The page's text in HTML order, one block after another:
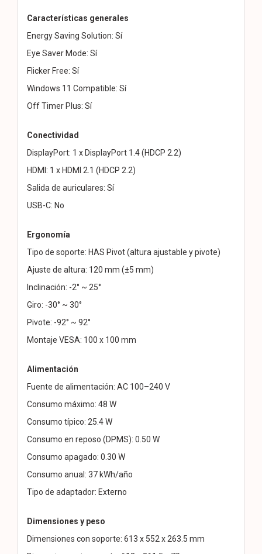
Características generales
Energy Saving Solution: Sí
Eye Saver Mode: Sí
Flicker Free: Sí
Windows 11 Compatible: Sí
Off Timer Plus: Sí
Conectividad
DisplayPort: 1 x DisplayPort 1.4 (HDCP 2.2)
HDMI: 1 x HDMI 2.1 (HDCP 2.2)
Salida de auriculares: Sí
USB-C: No
Ergonomía
Tipo de soporte: HAS Pivot (altura ajustable y pivote)
Ajuste de altura: 120 mm (±5 mm)
Inclinación: -2° ~ 25°
Giro: -30° ~ 30°
Pivote: -92° ~ 92°
Montaje VESA: 100 x 100 mm
Alimentación
Fuente de alimentación: AC 100–240 V
Consumo máximo: 48 W
Consumo típico: 25.4 W
Consumo en reposo (DPMS): 0.50 W
Consumo apagado: 0.30 W
Consumo anual: 37 kWh/año
Tipo de adaptador: Externo
Dimensiones y peso
Dimensiones con soporte: 613 x 552 x 263.5 mm